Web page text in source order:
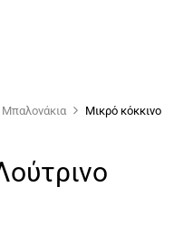
Μπαλονάκια
Μικρό κόκκινο